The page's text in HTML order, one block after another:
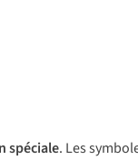
spéciale. Les